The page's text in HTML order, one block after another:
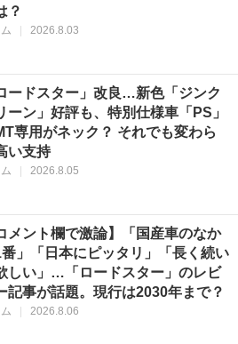
？
2026.8.03
ードスター」改良…新色「ジンク
ーン」好評も、特別仕様車「PS」
専用がネック？ それでも変わら
い支持
2026.8.05
メント欄で激論】「国産車のなか
」「日本にピッタリ」「長く続い
しい」…「ロードスター」のレビ
記事が話題。現行は2030年まで？
2026.8.06